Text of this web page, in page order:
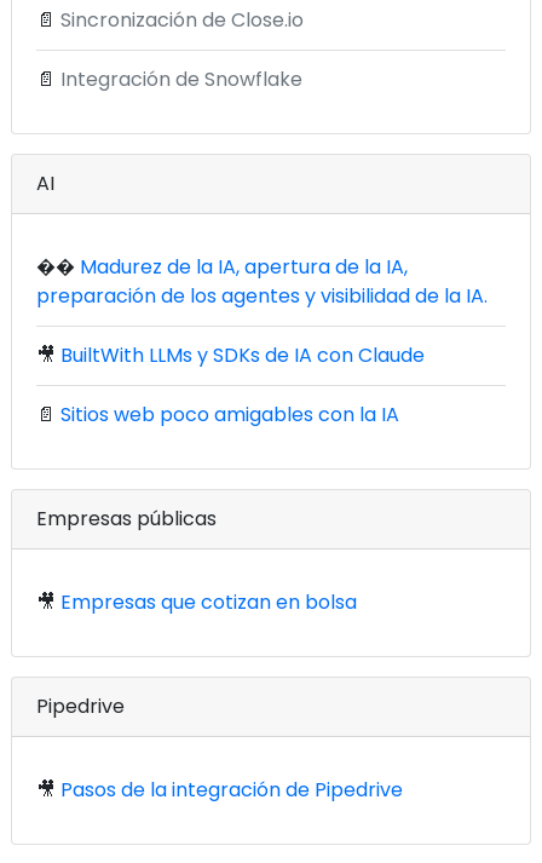
📄 Sincronización de Close.io
📄 Integración de Snowflake
AI
�� Madurez de la IA, apertura de la IA,
preparación de los agentes y visibilidad de la IA.
🎥 BuiltWith LLMs y SDKs de IA con Claude
📄 Sitios web poco amigables con la IA
Empresas públicas
🎥 Empresas que cotizan en bolsa
Pipedrive
🎥 Pasos de la integración de Pipedrive